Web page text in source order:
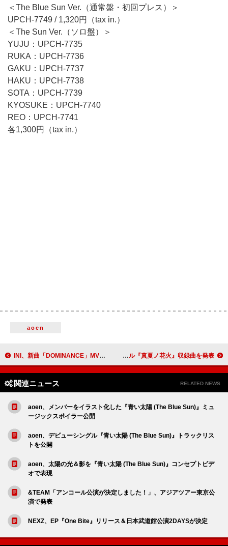
＜The Blue Sun Ver.（通常盤・初回プレス）＞
UPCH-7749 / 1,320円（tax in.）
＜The Sun Ver.（ソロ盤）＞
YUJU：UPCH-7735
RUKA：UPCH-7736
GAKU：UPCH-7737
HAKU：UPCH-7738
SOTA：UPCH-7739
KYOSUKE：UPCH-7740
REO：UPCH-7741
各1,300円（tax in.）
aoen
INI、新曲「DOMINANCE」MVで“地図にない未来”を体現 LIL LEAGUE、ニューシングル『真夏ノ花火』収録曲を発表
関連ニュース RELATED NEWS
aoen、メンバーをイラスト化した『青い太陽 (The Blue Sun)』ミュ
ージックスポイラー公開
aoen、デビューシングル『青い太陽 (The Blue Sun)』トラックリス
トを公開
aoen、太陽の光＆影を『青い太陽 (The Blue Sun)』コンセプトビデ
オで表現
&TEAM「アンコール公演が決定しました！」、アジアツアー東京公
演で発表
NEXZ、EP『One Bite』リリース＆日本武道館公演2DAYSが決定